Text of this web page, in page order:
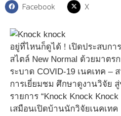
Facebook X
อยู่ที่ไหนก็ดูได้ ! เปิดประสบกา
สไตล์ New Normal ด้วยมาตร
ระบาด COVID-19 เนคเทค –
การเยี่ยมชม ศึกษาดูงานวิจัย
รายการ “Knock Knock
เสมือนเปิดบ้านนักวิจัยเนคเทค